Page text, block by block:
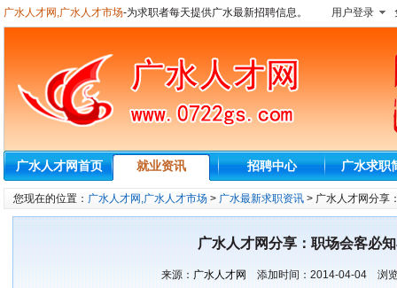
广水人才网,广水人才市场-为求职者每天提供广水最新招聘信息。 用户登录
广水人才网首页 就业资讯 招聘中心 广水求职
您现在的位置： 广水人才网,广水人才市场 > 广水最新求职资讯 > 广水人才网分享
广水人才网分享：职场会客必
来源： 广水人才网 添加时间： 2014-04-04浏览